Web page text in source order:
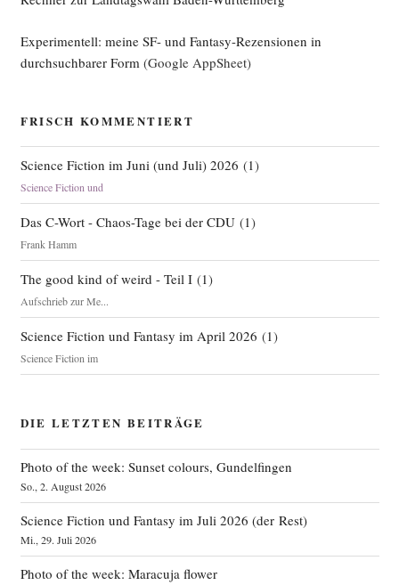
Experimentell: meine SF- und Fantasy-Rezensionen in
durchsuchbarer Form (Google AppSheet)
FRISCH KOMMENTIERT
Science Fiction im Juni (und Juli) 2026 (1)
Science Fiction und
Das C-Wort - Chaos-Tage bei der CDU(1)
Frank Hamm
The good kind of weird - Teil I(1)
Aufschrieb zur Me...
Science Fiction und Fantasy im April 2026 (1)
Science Fiction im
DIE LETZTEN BEITRÄGE
Photo of the week: Sunset colours, Gundelfingen
So., 2. August 2026
Science Fiction und Fantasy im Juli 2026 (der Rest)
Mi., 29. Juli 2026
Photo of the week: Maracuja flower